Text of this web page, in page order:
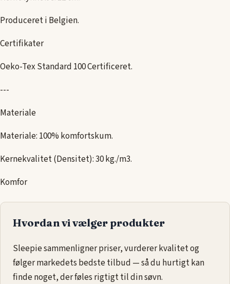
Produceret i Belgien.
Certifikater
Oeko-Tex Standard 100 Certificeret.
---
Materiale
Materiale: 100% komfortskum.
Kernekvalitet (Densitet): 30 kg./m3.
Komfor
Hvordan vi vælger produkter
Sleepie sammenligner priser, vurderer kvalitet og
følger markedets bedste tilbud — så du hurtigt kan
finde noget, der føles rigtigt til din søvn.